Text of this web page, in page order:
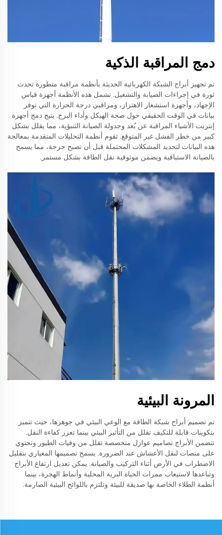
دمج المراقبة الذكية
تم تجهيز أبراج الشبكة الكهربائية الحديثة بأنظمة مراقبة متطورة تحدث
ثورة في إجراءات الصيانة والتشغيل. تشمل هذه الأنظمة أجهزة قياس
الإجهاد، وأجهزة استشعار الاهتزاز، ومراقبي درجة الحرارة التي توفر
بيانات في الوقت الحقيقي حول صحة الهيكل وأداء البرج. يتيح دمج أجهزة
إنترنت الأشياء المراقبة عن بُعد وجدولة الصيانة التنبؤية، مما يقلل بشكل
كبير من خطر الفشل غير المتوقع. تقوم أنظمة التحليلات المتقدمة بمعالجة
هذه البيانات لتحديد المشكلات المحتملة قبل أن تصبح حرجة، مما يسمح
بالصيانة الاستباقية ويضمن موثوقية نقل الطاقة بشكل مستمر.
المرونة البيئية
تم تصميم أبراج شبكة الطاقة مع الوعي البيئي في جوهرها، حيث تتميز
بتكوينات قابلة للتكيف تقلل من التأثير البيئي بينما تعزز كفاءة النقل.
تتضمن الأبراج تصاميم عوازل متخصصة تقلل من وفيات الطيور وتحتوي
على منصات لنقل الأعشاش عند الضرورة. يسمح تصميمها المعياري بتقليل
الاضطراب في الأرض أثناء التركيب والصيانة. يمكن تعديل ارتفاع الأبراج
وتباعدها لاستيعاب ممرات الحياة البرية المحلية وأنماط الهجرة، بينما
أنظمة الطلاء الخاصة بها صديقة للبيئة وتلتزم باللوائح البيئية الصارمة.